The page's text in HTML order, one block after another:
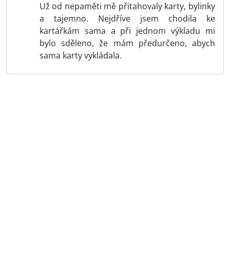
Už od nepaměti mě přitahovaly karty, bylinky
a tajemno. Nejdříve jsem chodila ke
kartářkám sama a při jednom výkladu mi
bylo sděleno, že mám předurčeno, abych
sama karty vykládala.